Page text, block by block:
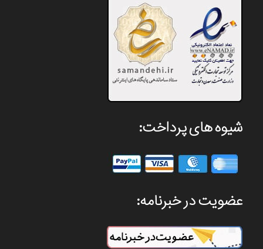
شیوه های پرداخت:
عضویت در خبرنامه: